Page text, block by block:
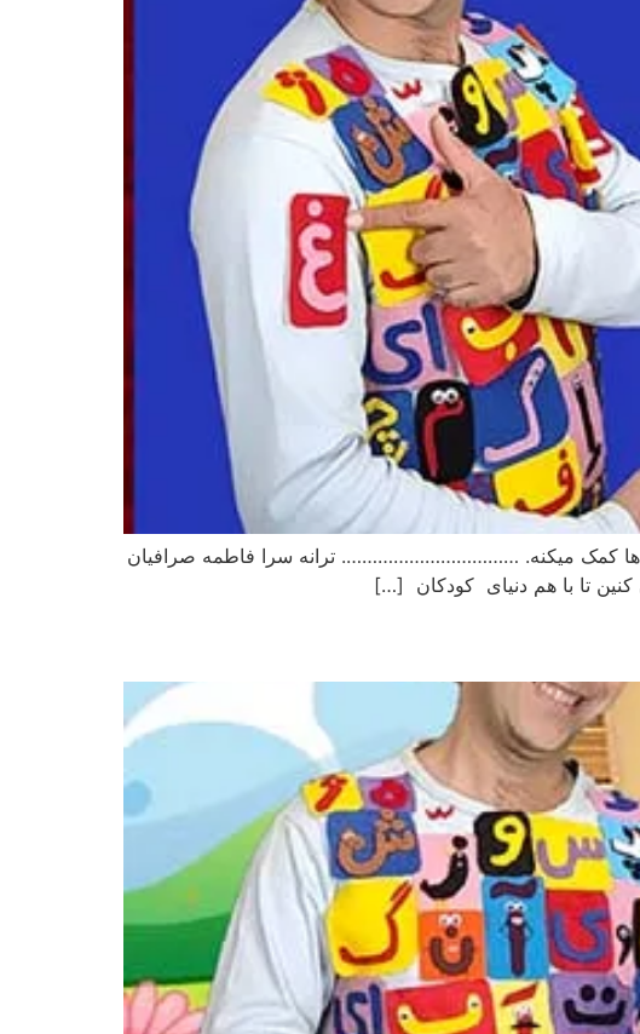
ها کمک میکنه. ……………………………. ترانه سرا فاطمه صرافیان
تا با هم دنیای کودکان […]